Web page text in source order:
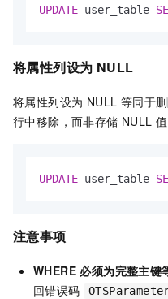
UPDATE user_table
将属性列设为 NULL
将属性列设为 NULL 等同于
行中移除，而非存储 NULL 值
UPDATE user_table
注意事项
WHERE 必须为完整主键
回错误码